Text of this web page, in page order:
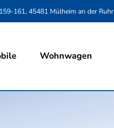
161, 45481 Mülheim an der Ruhr
Wohnwagen